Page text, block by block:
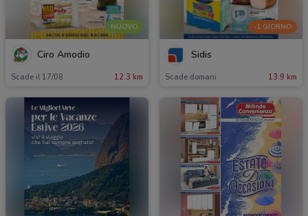
NUOVO
Ciro Amodio
Scade il 17/08 12.3 km
-1 GIORNO
Sidis
Scade domani 13.9 km